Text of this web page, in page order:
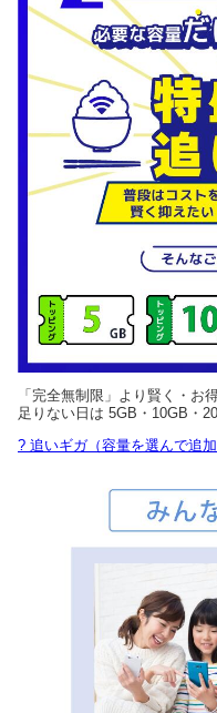
「完全無制限」より賢く・お
足りない日は 5GB・10GB・
? 追いギガ（容量を選んで追